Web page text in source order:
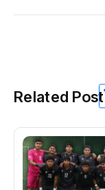
Related Post